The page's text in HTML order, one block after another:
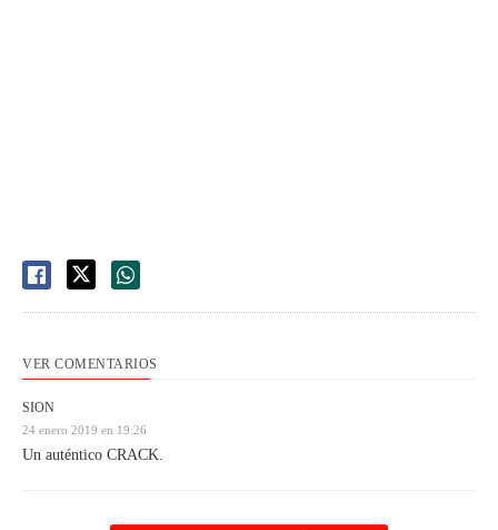
VER COMENTARIOS
SION
24 enero 2019 en 19:26
Un auténtico CRACK.